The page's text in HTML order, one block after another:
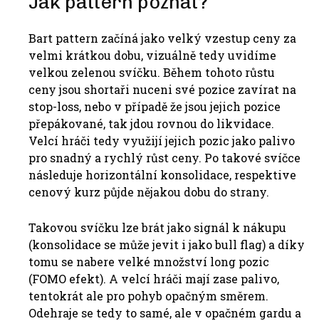
Bart pattern začíná jako velký vzestup ceny za
velmi krátkou dobu, vizuálně tedy uvidíme
velkou zelenou svíčku. Během tohoto růstu
ceny jsou shortaři nuceni své pozice zavírat na
stop-loss, nebo v případě že jsou jejich pozice
přepákované, tak jdou rovnou do likvidace.
Velcí hráči tedy využijí jejich pozic jako palivo
pro snadný a rychlý růst ceny. Po takové svíčce
následuje horizontální konsolidace, respektive
cenový kurz půjde nějakou dobu do strany.
Takovou svíčku lze brát jako signál k nákupu
(konsolidace se může jevit i jako bull flag) a díky
tomu se nabere velké množství long pozic
(FOMO efekt). A velcí hráči mají zase palivo,
tentokrát ale pro pohyb opačným směrem.
Odehraje se tedy to samé, ale v opačném gardu a